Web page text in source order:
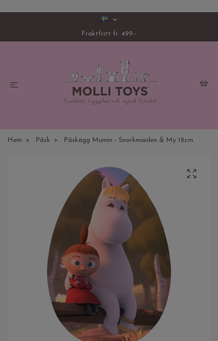
Fraktfritt fr. 499:-
Hem Påsk Påskägg Mumin - Snorkmaiden & My 18cm